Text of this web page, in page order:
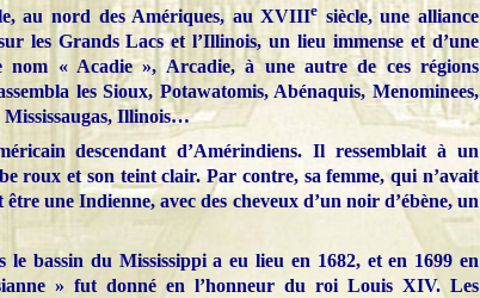
au nord des Amériques, au XVIIIe siècle, une alliance
les Grands Lacs et l’Illinois, un lieu immense et d’une
nom « Acadie », Arcadie, à une autre de ces régions
les Sioux, Potawatomis, Abénaquis, Menominees,
Mississaugas, Illinois…
descendant d’Amérindiens. Il ressemblait à un
roux et son teint clair. Par contre, sa femme, qui n’avait
une Indienne, avec des cheveux d’un noir d’ébène, un
le bassin du Mississippi a eu lieu en 1682, et en 1699 en
» fut donné en l’honneur du roi Louis XIV. Les